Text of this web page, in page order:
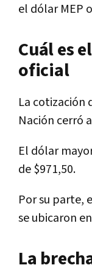
el dólar MEP
Cuál es
oficial
La cotización
Nación cerró
El dólar
de $971,50.
Por su parte,
se ubicaron
La